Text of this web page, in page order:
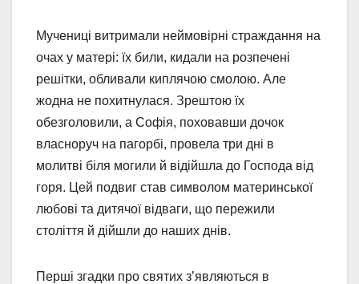
Мучениці витримали неймовірні страждання на
очах у матері: їх били, кидали на розпечені
решітки, обливали киплячою смолою. Але
жодна не похитнулася. Зрештою їх
обезголовили, а Софія, поховавши дочок
власноруч на пагорбі, провела три дні в
молитві біля могили й відійшла до Господа від
горя. Цей подвиг став символом материнської
любові та дитячої відваги, що пережили
століття й дійшли до наших днів.
Перші згадки про святих з’являються в